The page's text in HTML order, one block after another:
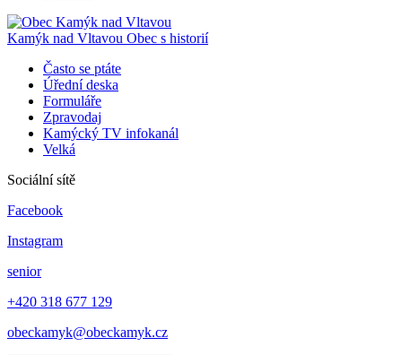
Kamýk nad Vltavou Obec s historií
Často se ptáte
Úřední deska
Formuláře
Zpravodaj
Kamýcký TV infokanál
Velká
Sociální sítě
Facebook
Instagram
senior
+420 318 677 129
obeckamyk@obeckamyk.cz